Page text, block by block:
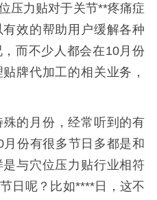
压力贴对于关节**疼痛症
效的帮助用户缓解各种
而不少人都会在10月份
牌代加工的相关业务，
的月份，经常听到的有
份有很多节日多都是和
与穴位压力贴行业相符
日呢？比如****日，这不